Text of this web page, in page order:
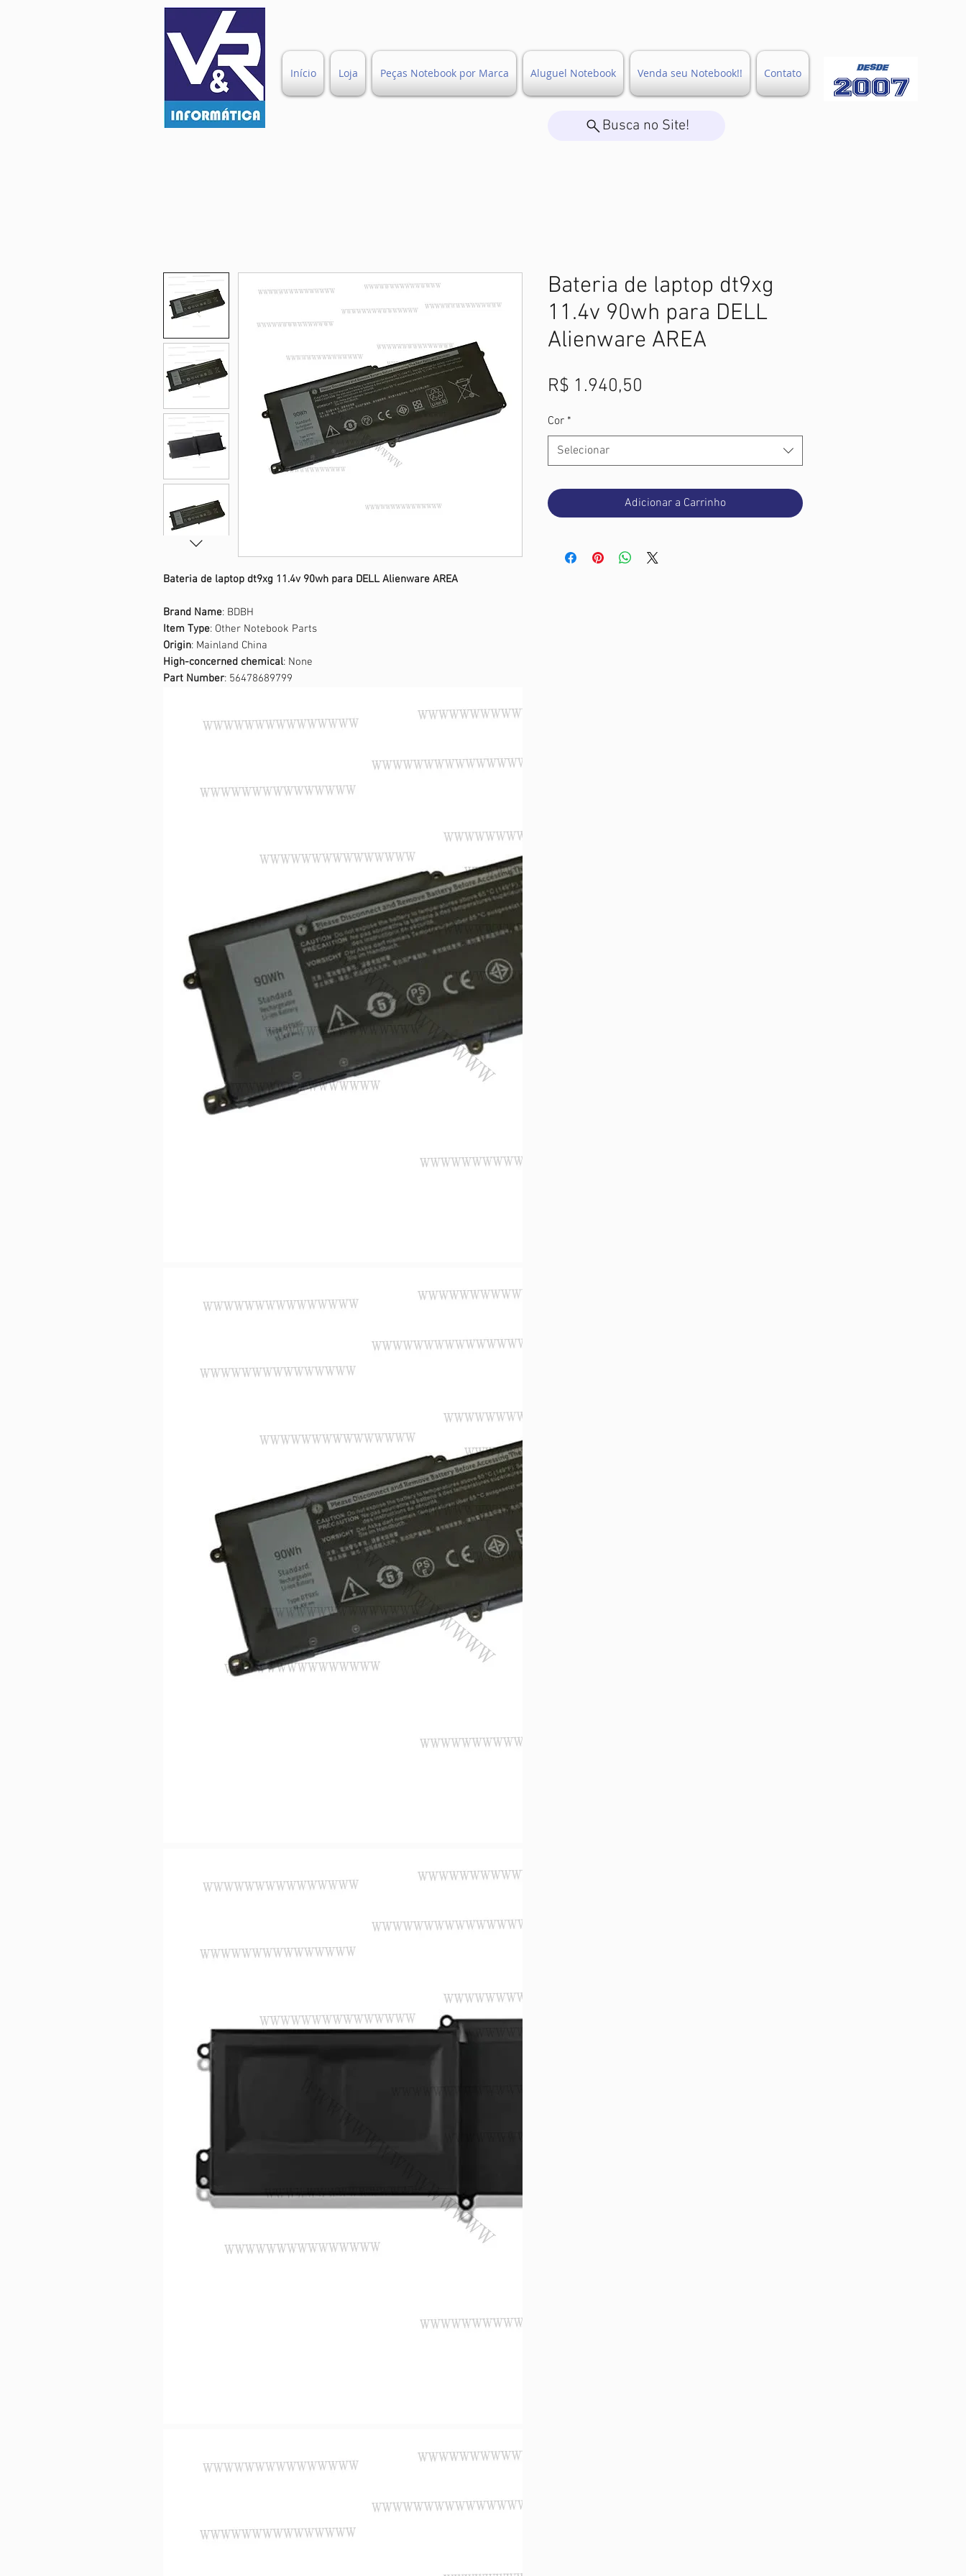
Início Loja Peças Notebook por Marca Aluguel Notebook Venda seu Notebook!! Contato
Busca no Site!
Bateria de laptop dt9xg 11.4v 90wh para DELL Alienware AREA
Brand Name: BDBH
Item Type: Other Notebook Parts
Origin: Mainland China
High-concerned chemical: None
Part Number: 56478689799
Bateria de laptop dt9xg
11.4v 90wh para DELL
Alienware AREA
R$ 1.940,50
Cor *
Selecionar
Adicionar a Carrinho